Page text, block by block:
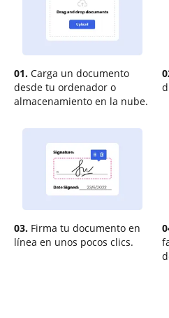
01. Carga un documento
desde tu ordenador o
almacenamiento en la nube.
03. Firma tu documento en
línea en unos pocos clics.